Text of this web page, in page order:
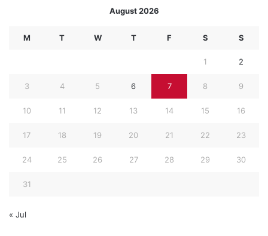
August 2026
M T W T F S S
1 2
3 4 5 6 7 8 9
10 11 12 13 14 15 16
17 18 19 20 21 22 23
24 25 26 27 28 29 30
31
« Jul